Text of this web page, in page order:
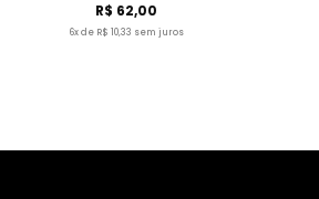
R$ 62,00
6x de R$ 10,33 sem juros